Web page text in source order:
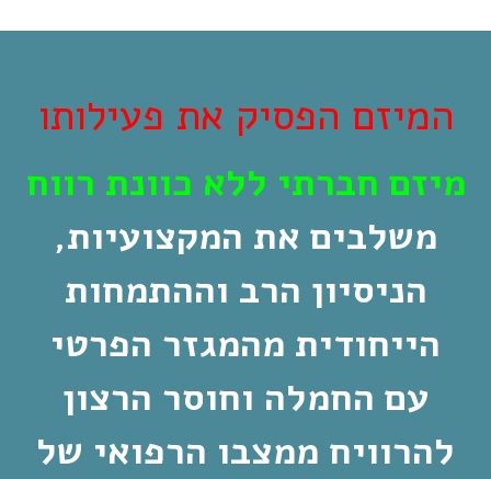
המיזם הפסיק את פעילותו
מיזם חברתי ללא כוונת רווח
משלבים את המקצועיות,
הניסיון הרב וההתמחות
הייחודית מהמגזר הפרטי
עם החמלה וחוסר הרצון
להרוויח ממצבו הרפואי של